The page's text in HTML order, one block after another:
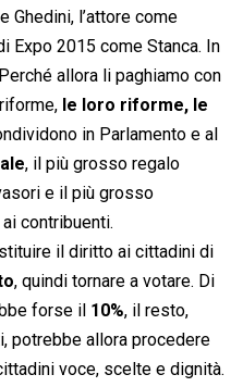
Ghedini, l’attore come
Expo 2015 come Stanca. In
allora li paghiamo con
le loro riforme, le
in Parlamento e al
, il più grosso regalo
e il più grosso
contribuenti.
il diritto ai cittadini di
, quindi tornare a votare. Di
forse il 10%, il resto,
potrebbe allora procedere
voce, scelte e dignità.